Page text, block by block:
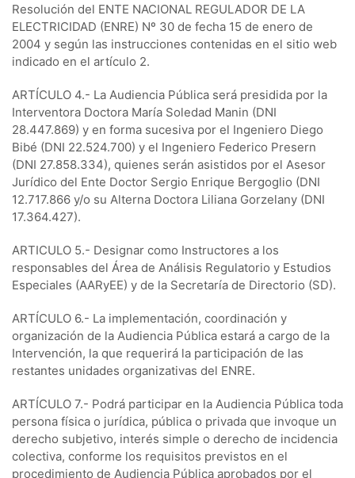
Resolución del ENTE NACIONAL REGULADOR DE LA
ELECTRICIDAD (ENRE) Nº 30 de fecha 15 de enero de
2004 y según las instrucciones contenidas en el sitio web
indicado en el artículo 2.
ARTÍCULO 4.- La Audiencia Pública será presidida por la
Interventora Doctora María Soledad Manin (DNI
28.447.869) y en forma sucesiva por el Ingeniero Diego
Bibé (DNI 22.524.700) y el Ingeniero Federico Presern
(DNI 27.858.334), quienes serán asistidos por el Asesor
Jurídico del Ente Doctor Sergio Enrique Bergoglio (DNI
12.717.866 y/o su Alterna Doctora Liliana Gorzelany (DNI
17.364.427).
ARTICULO 5.- Designar como Instructores a los
responsables del Área de Análisis Regulatorio y Estudios
Especiales (AARyEE) y de la Secretaría de Directorio (SD).
ARTÍCULO 6.- La implementación, coordinación y
organización de la Audiencia Pública estará a cargo de la
Intervención, la que requerirá la participación de las
restantes unidades organizativas del ENRE.
ARTÍCULO 7.- Podrá participar en la Audiencia Pública toda
persona física o jurídica, pública o privada que invoque un
derecho subjetivo, interés simple o derecho de incidencia
colectiva, conforme los requisitos previstos en el
procedimiento de Audiencia Pública aprobados por el